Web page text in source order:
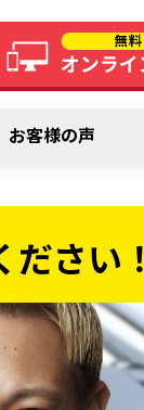
お客様の声
ださい！